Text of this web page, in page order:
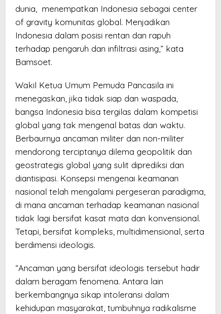
dunia, menempatkan Indonesia sebagai center
of gravity komunitas global. Menjadikan
Indonesia dalam posisi rentan dan rapuh
terhadap pengaruh dan infiltrasi asing,” kata
Bamsoet.
Wakil Ketua Umum Pemuda Pancasila ini
menegaskan, jika tidak siap dan waspada,
bangsa Indonesia bisa tergilas dalam kompetisi
global yang tak mengenal batas dan waktu.
Berbaurnya ancaman militer dan non-militer
mendorong terciptanya dilema geopolitik dan
geostrategis global yang sulit diprediksi dan
diantisipasi. Konsepsi mengenai keamanan
nasional telah mengalami pergeseran paradigma,
di mana ancaman terhadap keamanan nasional
tidak lagi bersifat kasat mata dan konvensional.
Tetapi, bersifat kompleks, multidimensional, serta
berdimensi ideologis.
“Ancaman yang bersifat ideologis tersebut hadir
dalam beragam fenomena. Antara lain
berkembangnya sikap intoleransi dalam
kehidupan masyarakat, tumbuhnya radikalisme